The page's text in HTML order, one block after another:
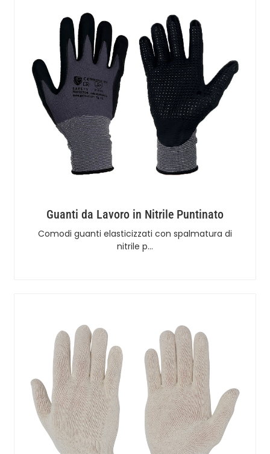
Guanti da Lavoro in Nitrile Puntinato
Comodi guanti elasticizzati con spalmatura di
nitrile p…